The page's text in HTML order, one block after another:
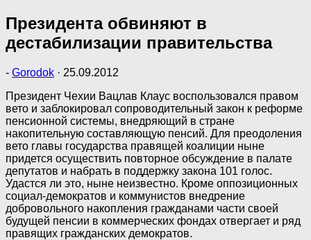
Президента обвиняют в
дестабилизации правительства
- Gorodok · 25.09.2012
Президент Чехии Вацлав Клаус воспользовался правом
вето и заблокировал сопроводительный закон к реформе
пенсионной системы, внедряющий в стране
накопительную составляющую пенсий. Для преодоления
вето главы государства правящей коалиции ныне
придется осуществить повторное обсуждение в палате
депутатов и набрать в поддержку закона 101 голос.
Удастся ли это, ныне неизвестно. Кроме оппозиционных
социал-демократов и коммунистов внедрение
добровольного накопления гражданами части своей
будущей пенсии в коммерческих фондах отвергает и ряд
правящих гражданских демократов.